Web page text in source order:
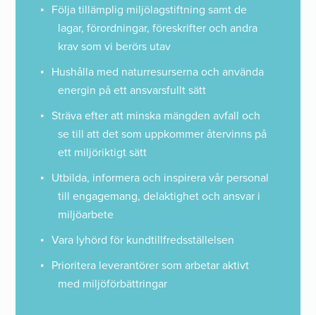
Följa tillämplig miljölagstiftning samt de
lagar, förordningar, föreskrifter och andra
krav som vi berörs utav
Hushålla med naturresurserna och använda
energin på ett ansvarsfullt sätt
Sträva efter att minska mängden avfall och
se till att det som uppkommer återvinns på
ett miljöriktigt sätt
Utbilda, informera och inspirera vår personal
till engagemang, delaktighet och ansvar i
miljöarbete
Vara lyhörd för kundtillfredsställelsen
Prioritera leverantörer som arbetar aktivt
med miljöförbättringar